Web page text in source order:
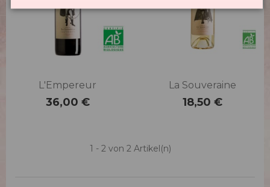
L'Empereur
Preis
36,00 €
La Souveraine
Preis
18,50 €
1 - 2 von 2 Artikel(n)